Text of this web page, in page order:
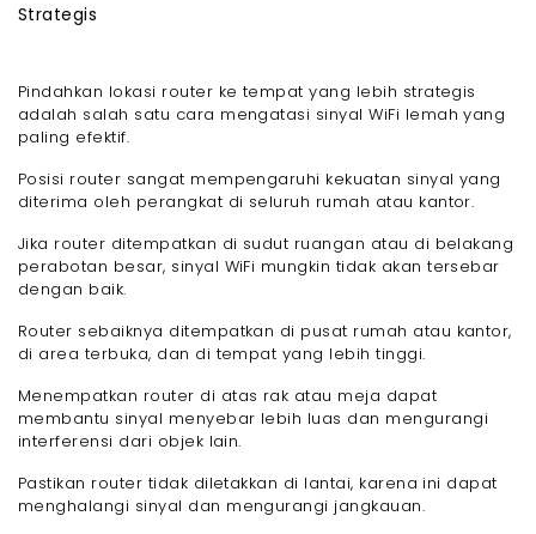
Strategis
Pindahkan lokasi router ke tempat yang lebih strategis
adalah salah satu cara mengatasi sinyal WiFi lemah yang
paling efektif.
Posisi router sangat mempengaruhi kekuatan sinyal yang
diterima oleh perangkat di seluruh rumah atau kantor.
Jika router ditempatkan di sudut ruangan atau di belakang
perabotan besar, sinyal WiFi mungkin tidak akan tersebar
dengan baik.
Router sebaiknya ditempatkan di pusat rumah atau kantor,
di area terbuka, dan di tempat yang lebih tinggi.
Menempatkan router di atas rak atau meja dapat
membantu sinyal menyebar lebih luas dan mengurangi
interferensi dari objek lain.
Pastikan router tidak diletakkan di lantai, karena ini dapat
menghalangi sinyal dan mengurangi jangkauan.